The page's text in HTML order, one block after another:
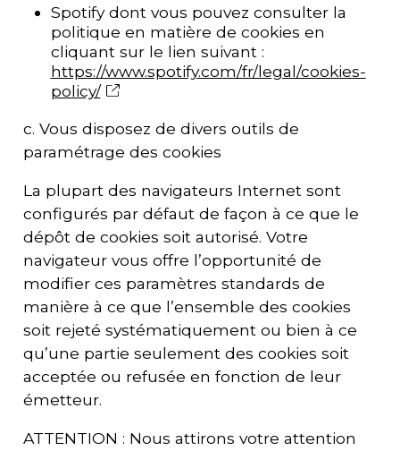
Spotify dont vous pouvez consulter la
politique en matière de cookies en
cliquant sur le lien suivant :
https://www.spotify.com/fr/legal/cookies-
policy/
c. Vous disposez de divers outils de
paramétrage des cookies
La plupart des navigateurs Internet sont
configurés par défaut de façon à ce que le
dépôt de cookies soit autorisé. Votre
navigateur vous offre l’opportunité de
modifier ces paramètres standards de
manière à ce que l’ensemble des cookies
soit rejeté systématiquement ou bien à ce
qu’une partie seulement des cookies soit
acceptée ou refusée en fonction de leur
émetteur.
ATTENTION : Nous attirons votre attention